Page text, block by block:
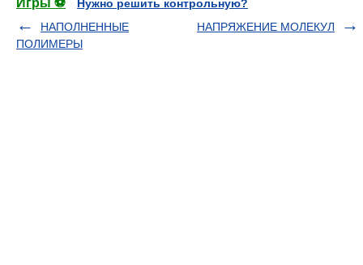
Игры ⚽
Нужно решить контрольную?
НАПОЛНЕННЫЕ
ПОЛИМЕРЫ
НАПРЯЖЕНИЕ МОЛЕКУЛ